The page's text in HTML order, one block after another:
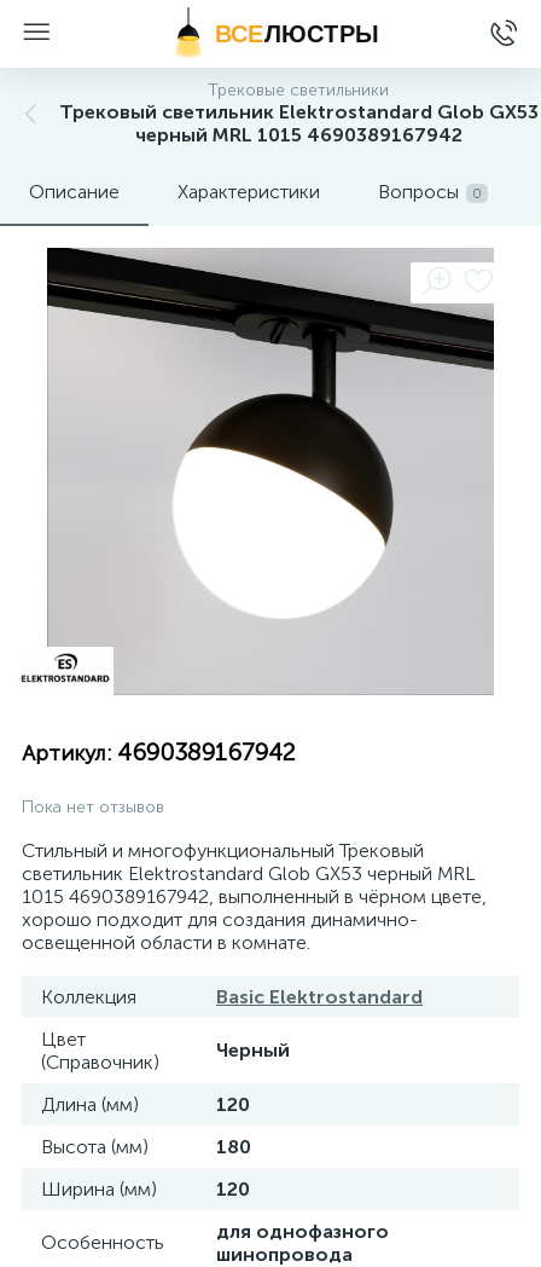
ВСЕЛЮСТРЫ
Трековые светильники
Трековый светильник Elektrostandard Glob GX53
черный MRL 1015 4690389167942
Описание Характеристики Вопросы 0
Артикул: 4690389167942
Пока нет отзывов
Стильный и многофункциональный Трековый
светильник Elektrostandard Glob GX53 черный MRL
1015 4690389167942, выполненный в чёрном цвете,
хорошо подходит для создания динамично-
освещенной области в комнате.
Коллекция
Basic Elektrostandard
Цвет
(Справочник)
Черный
Длина (мм)
120
Высота (мм)
180
Ширина (мм)
120
Особенность
для однофазного
шинопровода